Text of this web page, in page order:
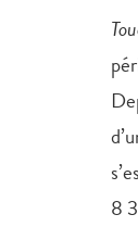
8